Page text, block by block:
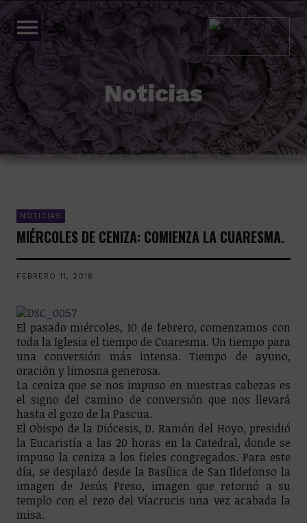
menu
Noticias
NOTICIAS
MIÉRCOLES DE CENIZA: COMIENZA LA CUARESMA.
FEBRERO 11, 2016
El pasado miércoles, 10 de febrero, comenzamos con
toda la Iglesia el tiempo de Cuaresma. Un tiempo para
una conversión más intensa. Tiempo de ayuno,
oración y limosna generosa.
La ceniza que se nos impuso en nuestras cabezas es
el signo del camino de conversión que nos llevará
hasta el gozo de la Pascua.
El Obispo de la Diócesis, D. Ramón del Hoyo, presidió
la Eucaristía a las 20 horas en la Catedral, donde se
impuso la ceniza a los fieles congregados. Para este
día, se desplazó desde la Basílica de San Ildefonso la
imagen de Jesús Preso, imagen que retornó a su
templo con el rezo del Víacrucis una vez acabada la
misa.